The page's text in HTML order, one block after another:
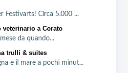
Festivarts! Circa 5.000 ...
veterinario a Corato
da quando...
trulli & suites
e il mare a pochi minut...